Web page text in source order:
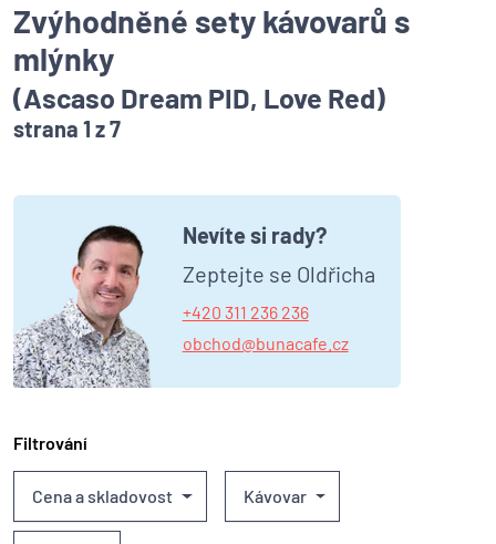
Zvýhodněné sety kávovarů s
mlýnky
(Ascaso Dream PID, Love Red)
strana 1 z 7
Nevíte si rady?
Zeptejte se Oldřicha
+420 311 236 236
obchod@bunacafe.cz
Filtrování
Cena a skladovost Kávovar